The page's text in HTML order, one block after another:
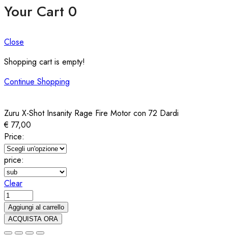
Your Cart 0
Close
Shopping cart is empty!
Continue Shopping
Zuru X-Shot Insanity Rage Fire Motor con 72 Dardi
€ 77,00
Price:
price:
Clear
Zuru
X-
Shot
Insanity
Aggiungi al carrello
ACQUISTA ORA